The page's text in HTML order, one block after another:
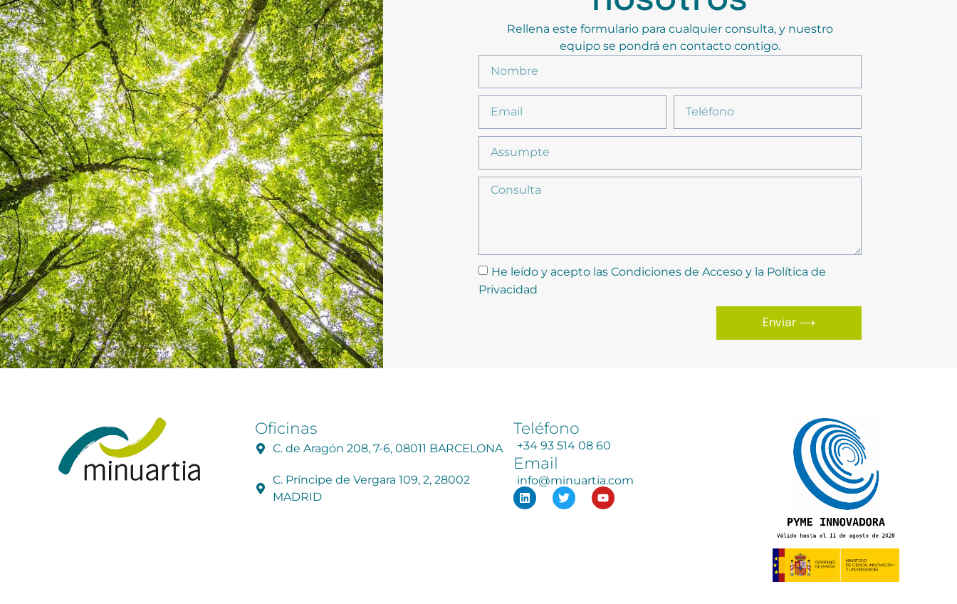
Rellena este formulario para cualquier consulta, y nuestro
equipo se pondrá en contacto contigo.
He leído y acepto las Condiciones de Acceso y la Política de
Privacidad
Enviar ⟶
Oficinas
C. de Aragón 208, 7-6, 08011 BARCELONA
C. Príncipe de Vergara 109, 2, 28002
MADRID
Teléfono
+34 93 514 08 60
Email
info@minuartia.com